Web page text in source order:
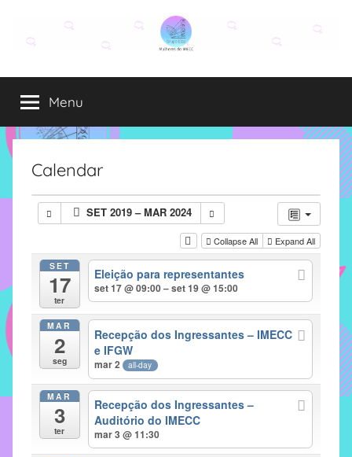
conteúdo
Grupo
Elza
Elza
é
formado
alunas,
funcionárias
IMECC
tem
como
atribuição
implementar
mecanismos
proporcionem
Menu
Calendar
SET 2019 – MAR 2024
Collapse All Expand All
SET
17
ter
Eleição para representantes
set 17 @ 09:00 – set 19 @ 15:00
MAR
2
seg
Recepção dos Ingressantes – IMECC
e IFGW
mar 2 all-day
MAR
3
ter
Recepção dos Ingressantes –
Auditório do IMECC
mar 3 @ 11:30